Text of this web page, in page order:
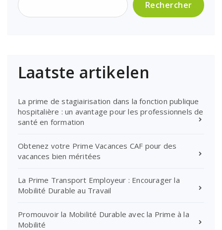
Rechercher
Laatste artikelen
La prime de stagiairisation dans la fonction publique
hospitalière : un avantage pour les professionnels de
santé en formation
Obtenez votre Prime Vacances CAF pour des
vacances bien méritées
La Prime Transport Employeur : Encourager la
Mobilité Durable au Travail
Promouvoir la Mobilité Durable avec la Prime à la
Mobilité